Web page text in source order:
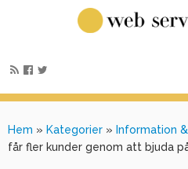
Hem » Kategorier » Information
får fler kunder genom att bjuda